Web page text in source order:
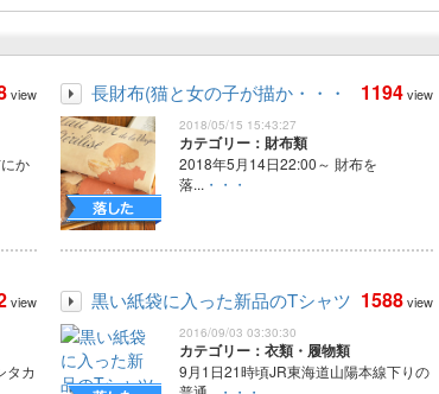
view
か
長財布(猫と女の子が描か・・・ 1194view
2018/05/15 15:43:27
カテゴリー：財布類
2018年5月14日22:00～ 財布を
落... ・・・
view
タカ
黒い紙袋に入った新品のTシャツ 1588view
2016/09/03 03:30:30
カテゴリー：衣類・履物類
9月1日21時頃JR東海道山陽本線下りの